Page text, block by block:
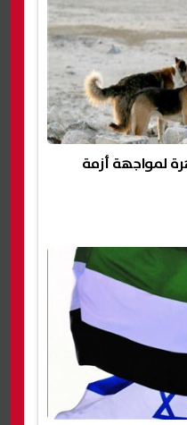
لمواجهة أزمة